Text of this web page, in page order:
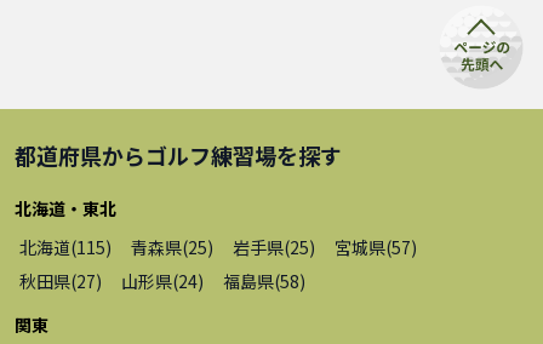
都道府県からゴルフ練習場を探す
北海道・東北
北海道(115) 青森県(25) 岩手県(25) 宮城県(57)
秋田県(27) 山形県(24) 福島県(58)
関東